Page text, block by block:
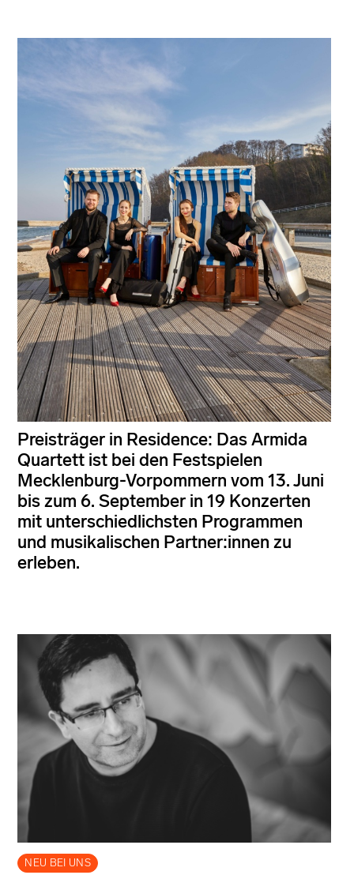
Preisträger in Residence: Das Armida
Quartett ist bei den Festspielen
Mecklenburg-Vorpommern vom 13. Juni
bis zum 6. September in 19 Konzerten
mit unterschiedlichsten Programmen
und musikalischen Partner:innen zu
erleben.
NEU BEI UNS